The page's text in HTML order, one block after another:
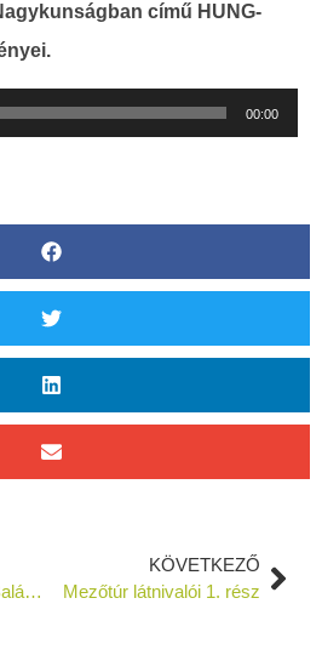
című HUNG-
00:00
Tudtad.e? – Badár Balázs nyomában
KÖVETKEZŐ
Mezőtúr látnivalói 1. rész